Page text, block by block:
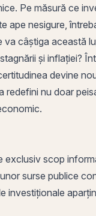
Pe măsură ce
ape nesigure,
va câștiga această
și inflației?
devine
redefini nu doar
exclusiv scop
surse publice
investiționale